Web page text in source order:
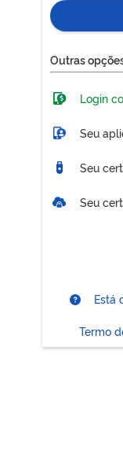
Outras
Login
Seu
Seu
Seu
Está
Termo